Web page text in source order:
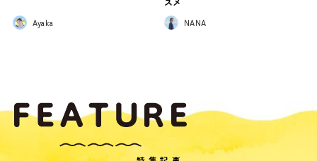
Ayaka NANA